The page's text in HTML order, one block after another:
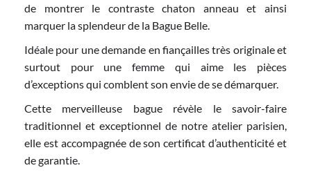
de montrer le contraste chaton anneau et ainsi
marquer la splendeur de la Bague Belle.
Idéale pour une demande en fiançailles très originale et
surtout pour une femme qui aime les pièces
d’exceptions qui comblent son envie de se démarquer.
Cette merveilleuse bague révèle le savoir-faire
traditionnel et exceptionnel de notre atelier parisien,
elle est accompagnée de son certificat d’authenticité et
de garantie.